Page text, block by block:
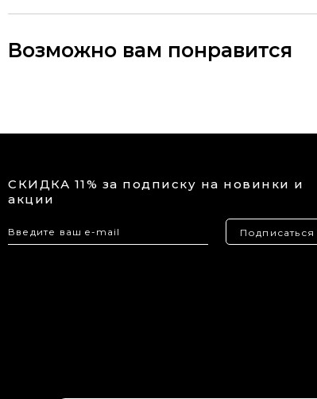
Возможно вам понравится
СКИДКА 11% за подписку на новинки и
акции
Подписаться